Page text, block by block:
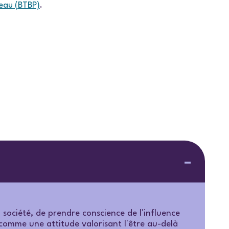
(BTBP).
de prendre conscience de l'influence
une attitude valorisant l'être au-delà